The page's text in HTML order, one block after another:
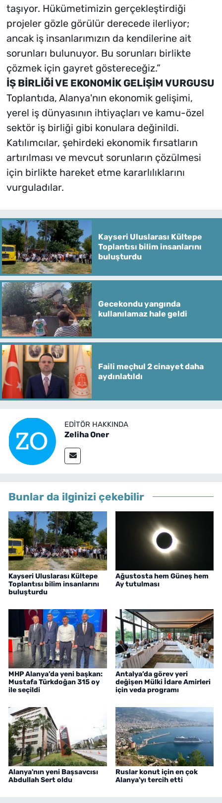
taşıyor. Hükümetimizin gerçekleştirdiği
projeler gözle görülür derecede ilerliyor;
ancak iş insanlarımızın da kendilerine ait
sorunları bulunuyor. Bu sorunları birlikte
çözmek için gayret göstereceğiz.”
İŞ BİRLİĞİ VE EKONOMİK GELİŞİM VURGUSU
Toplantıda, Alanya'nın ekonomik gelişimi,
yerel iş dünyasının ihtiyaçları ve kamu-özel
sektör iş birliği gibi konulara değinildi.
Katılımcılar, şehirdeki ekonomik fırsatların
artırılması ve mevcut sorunların çözülmesi
için birlikte hareket etme kararlılıklarını
vurguladılar.
Kayseri Uluslarası Kültepe
Toplantısı bilim insanlarını
buluşturdu
Gecekondu yangında
kullanılamaz hale geldi
Faili meçhul 2 cinayet daha
aydınlatıldı
EDITÖR HAKKINDA
Zeliha Oner
Bunlar da ilginizi çekebilir
Kayseri Uluslarası Kültepe
Toplantısı bilim insanlarını
buluşturdu
Ağustosta hem Güneş hem
Ay tutulması
MHP Alanya’da yeni başkan:
Mustafa Türkdoğan 315 oy
ile seçildi
Antalya’da görev yeri
değişen Mülki İdare Amirleri
için veda programı
Alanya'nın yeni Başsavcısı
Abdullah Sert oldu
Ruslar konut için en çok
Alanya'yı tercih etti